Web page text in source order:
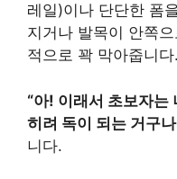
레일)이나 단단한 폼
지거나 발목이 안쪽
적으로 꽉 막아줍니다.
“아! 이래서 초보자는
히려 독이 되는 거구
니다.